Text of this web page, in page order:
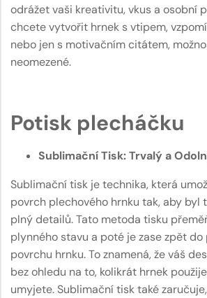
odrážet vaši kreativitu, vkus a osobní
chcete vytvořit hrnek s vtipem,
nebo jen s motivačním citátem,
neomezené.
Potisk plecháčku
Sublimační Tisk: Trvalý a
Sublimační tisk je technika, která
povrch plechového hrnku tak, aby byl
plný detailů. Tato metoda tisku
plynného stavu a poté je zase zpět do
povrchu hrnku. To znamená, že váš
bez ohledu na to, kolikrát hrnek
umyjete. Sublimační tisk také